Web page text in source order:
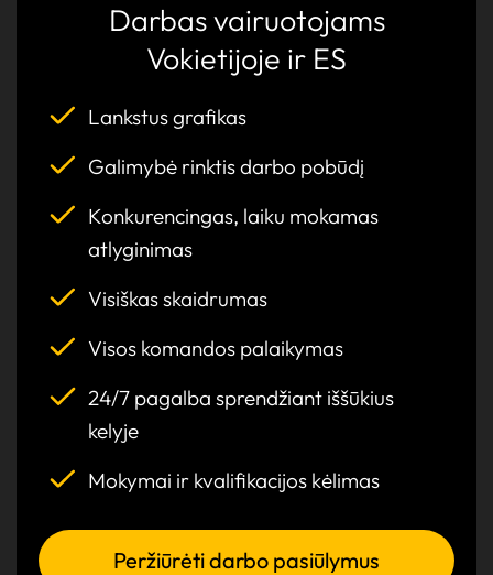
Darbas vairuotojams
Vokietijoje ir ES
Lankstus grafikas
Galimybė rinktis darbo pobūdį
Konkurencingas, laiku mokamas
atlyginimas
Visiškas skaidrumas
Visos komandos palaikymas
24/7 pagalba sprendžiant iššūkius
kelyje
Mokymai ir kvalifikacijos kėlimas
Peržiūrėti darbo pasiūlymus